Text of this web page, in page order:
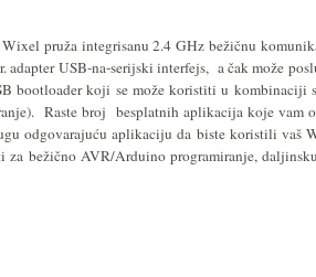
pruža integrisanu 2.4 GHz bežičnu
USB-na-serijski interfejs, a čak može
bootloader koji se može koristiti u kombinaciji
Raste broj besplatnih aplikacija koje vam
odgovarajuću aplikaciju da biste koristili vaš
bežično AVR/Arduino programiranje,